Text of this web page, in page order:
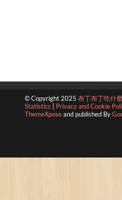
© Copyright 2025 布丁布丁吃什
Statistics
Privacy and Cookie
ThemeXposeand published By